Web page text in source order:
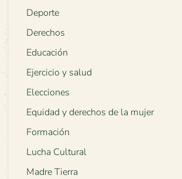
Deporte
Derechos
Educación
Ejercicio y salud
Elecciones
Equidad y derechos de la mujer
Formación
Lucha Cultural
Madre Tierra